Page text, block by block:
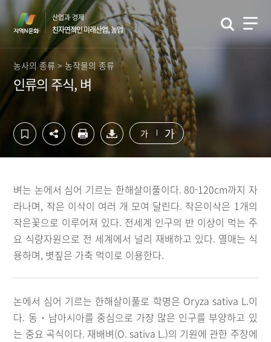
텐
영
로
가
단
역
가
기
산업과 경제
친자연적인 미래산업, 농업
농사의 종류 > 농작물의 종류
인류의 주식, 벼
가 가
벼는 논에서 심어 기르는 한해살이풀이다. 80-120cm까지 자
라나며, 작은 이삭이 여러 개 모여 달린다. 작은이삭은 1개의
작은꽃으로 이루어져 있다. 전세계 인구의 반 이상이 먹는 주
요 식량자원으로 전 세계에서 널리 재배하고 있다. 열매는 식
용하며, 볏짚은 가축 먹이로 이용한다.
논에서 심어 기르는 한해살이풀로 학명은 Oryza sativa L.이
다. 동・남아시아를 중심으로 가장 많은 인구를 부양하고 있
는 중요 곡식이다. 재배벼(O. sativa L.)의 기원에 관한 주장에